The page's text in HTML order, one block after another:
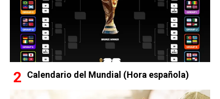
Calendario del Mundial (Hora española)